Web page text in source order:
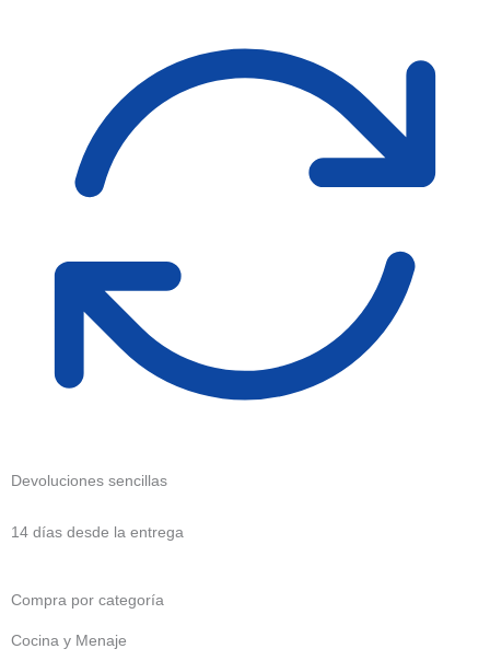
Devoluciones sencillas
14 días desde la entrega
Compra por categoría
Cocina y Menaje